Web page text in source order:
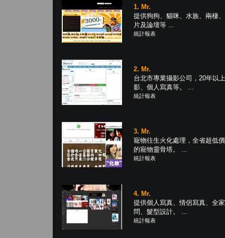
1. Mr.
提供狗狗、貓咪、水族、兩棲
片及論壇等 ...
統計報表
2. Mr.
台北市專業攝影公司，20年以
影、個人寫真等。 ...
統計報表
3. Mr.
寵物往生火化處理，全省超低
的寵物靈骨塔。 ...
統計報表
4. Mr.
提供個人寫真、情侶寫真、全
問、髮型設計。 ...
統計報表